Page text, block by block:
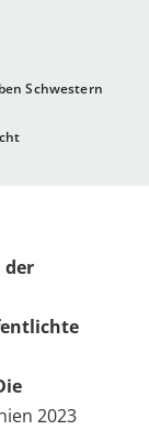
Schwestern
der
2023